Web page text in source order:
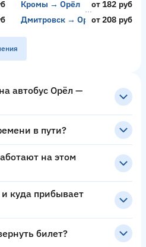
Кромы → Орёл
от 182 руб
Дмитровск → Орёлот 208 руб
автобус Орёл —
в пути?
на этом
куда прибывает
билет?